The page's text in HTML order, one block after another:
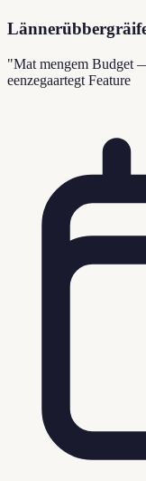
"Mat mengem Budget
eenzegaartegt Feature